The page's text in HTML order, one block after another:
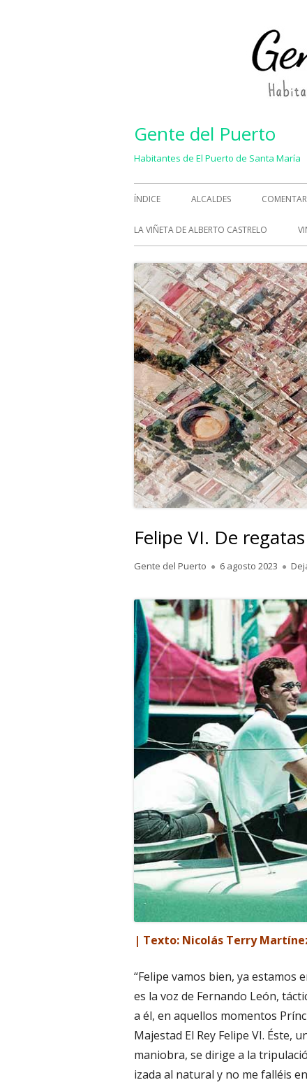
Gente del Puerto
Habitantes de El Puerto de Santa María
Menú
principal
ÍNDICE ALCALDES COMENTAR
LA VIÑETA DE ALBERTO CASTRELO
Felipe VI. De
Autor
Gente del Puerto
Publicado
6 agosto 2023
| Texto: Nicolás Terry
“Felipe vamos bien, ya estamos
es la voz de Fernando León,
a él, en aquellos momentos
Majestad El Rey Felipe VI. Éste,
maniobra, se dirige a la
izada al natural y no me falléis